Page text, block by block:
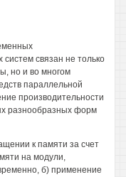
связан не только
но и во многом
параллельной
производительности
разнообразных форм
к памяти за счет
на модули,
б) применение